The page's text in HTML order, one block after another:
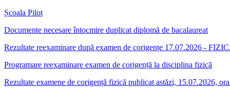
Școala Pilot
Documente necesare întocmire duplicat diplomă de bacalaureat
Rezultate reexaminare după examen de corigențe 17.07.2026 -
Programare reexaminare examen de corigență la disciplina fizică
Rezultate examene de corigență fizică publicat astăzi, 15.07.2026,